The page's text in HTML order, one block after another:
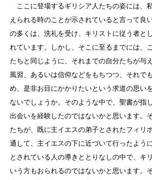
ここに登場するギリシア人たちの姿には、
えられる時のことが示されていると言って良
の多くは、洗礼を受け、キリストに従う者と
れています。しかし、そこに至るまでには、
たちと同じように、それまでの自分たちが与
風習、あるいは信仰などをもちつつ、それで
め、是非お目にかかりたいという求道の思い
ないでしょうか。そのような中で、聖書が指
出会いを経験したのではないかと思います。
たちが、既に主イエスの弟子とされたフィリ
通して、主イエスの下に近づいて行ったよう
とされている人の導きととりなしの中で、キ
いう方もおられるのではないかと思います。